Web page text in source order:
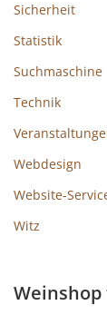
Sicherheit
Statistik
Suchmaschine
Technik
Webdesign
Website-
Witz